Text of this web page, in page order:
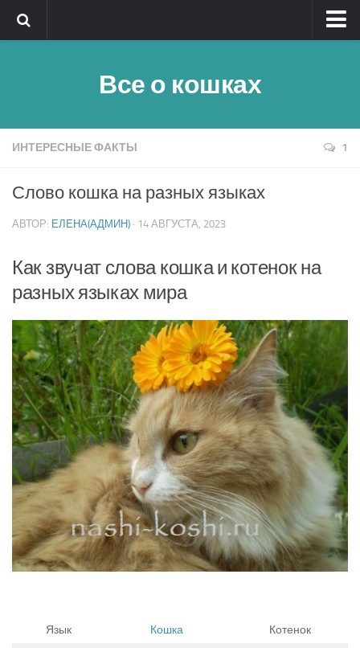
Обратная связь
Быстрый поиск
Все о кошках
ИНТЕРЕСНЫЕ ФАКТЫ 1
Слово кошка на разных языках
АВТОР: ЕЛЕНА(АДМИН) · 14 АВГУСТА, 2023
Как звучат слова кошка и котенок на
разных языках мира
Язык Кошка
Котенок